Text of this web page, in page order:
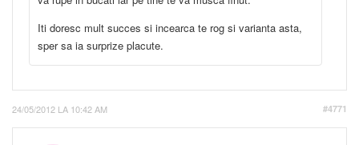
Iti doresc mult succes si incearca te rog si varianta asta,
sper sa ia surprize placute.
24/05/2012 LA 10:42 AM #4771